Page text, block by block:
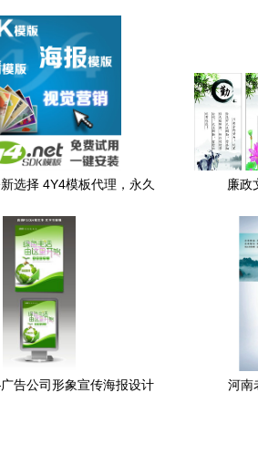
选择 4Y4模板代理，永久
廉政
告公司形象宣传海报设计
河南